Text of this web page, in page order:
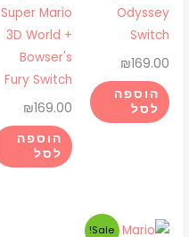
Odyssey
Switch
₪169.00
הוספה
לסל
Super Mario
3D World +
Bowser's
Fury Switch
₪169.00
הוספה
לסל
Sale!
המחיר
המחיר